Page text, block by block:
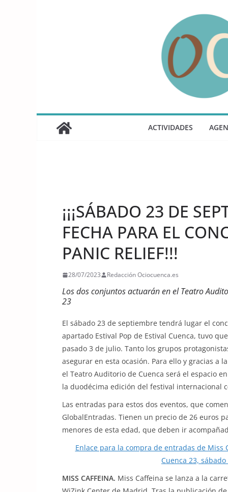
ACTIVIDADES
¡¡¡SÁBADO 23 DE
FECHA PARA EL
PANIC RELIEF!!!
28/07/2023 Redacción Ociocuenca.es
Los dos conjuntos actuarán en el Teatro
23
El sábado 23 de septiembre tendrá lugar el
apartado Estival Pop de Estival Cuenca, tuvo
pasado 3 de julio. Tanto los grupos
asegurar en esta ocasión. Para ello y gracias a
el Teatro Auditorio de Cuenca será el espacio
la duodécima edición del festival internacional
Las entradas para estos dos eventos, que
GlobalEntradas. Tienen un precio de 26 euros
menores de esta edad, que deben ir
Enlace para la compra de entradas de Miss
Cuenca 23,
MISS CAFFEINA. Miss Caffeina se lanza a la